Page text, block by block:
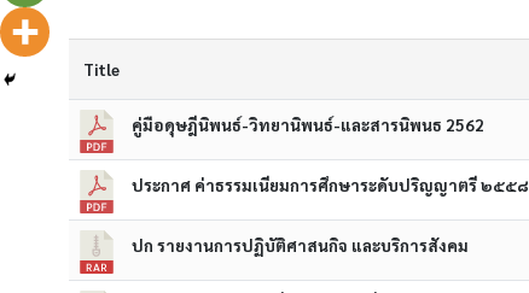
Title
คู่มือดุษฎีนิพนธ์-วิทยานิพนธ์-และสารนิพนธ 2562
ประกาศ ค่าธรรมเนียมการศึกษาระดับปริญญาตรี ๒๕๕๘
ปก รายงานการปฏิบัติศาสนกิจ และบริการสังคม